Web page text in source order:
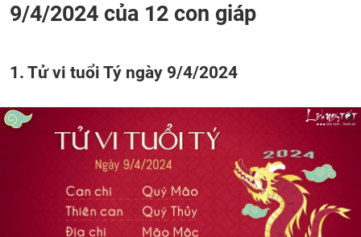
9/4/2024 của 12 con giáp
1. Tử vi tuổi Tý ngày 9/4/2024